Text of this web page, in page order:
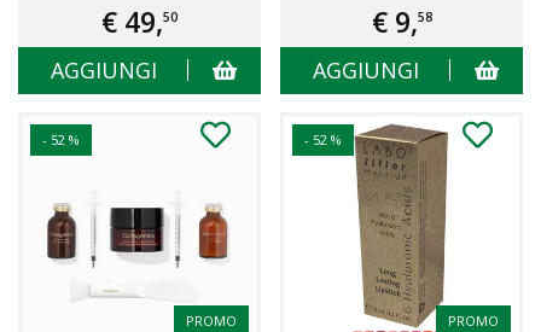
€ 49,50
AGGIUNGI
€ 9,58
AGGIUNGI
- 52 %
PROMO
- 52 %
PROMO